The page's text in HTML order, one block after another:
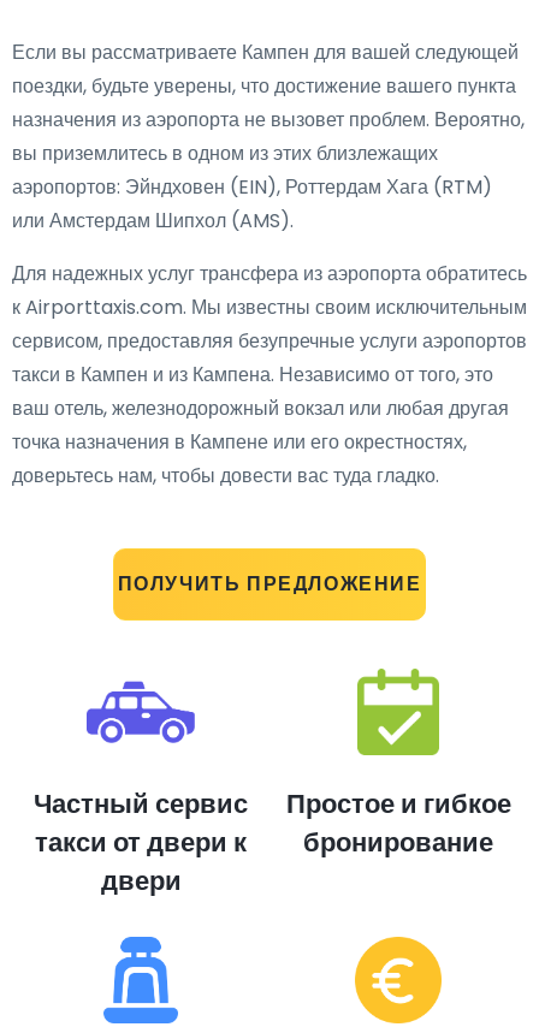
ПОЛУЧИТЬ ПРЕДЛОЖЕНИЕ
Если вы рассматриваете Кампен для вашей следующей
поездки, будьте уверены, что достижение вашего пункта
назначения из аэропорта не вызовет проблем. Вероятно,
вы приземлитесь в одном из этих близлежащих
аэропортов: Эйндховен (EIN), Роттердам Хага (RTM)
или Амстердам Шипхол (AMS).
Для надежных услуг трансфера из аэропорта обратитесь
к Airporttaxis.com. Мы известны своим исключительным
сервисом, предоставляя безупречные услуги аэропортов
такси в Кампен и из Кампена. Независимо от того, это
ваш отель, железнодорожный вокзал или любая другая
точка назначения в Кампене или его окрестностях,
доверьтесь нам, чтобы довести вас туда гладко.
Частный сервис
такси от двери к
двери
Простое и гибкое
бронирование